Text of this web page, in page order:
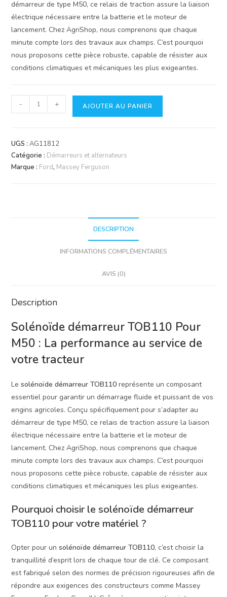
démarreur de type M50, ce relais de traction assure la liaison
électrique nécessaire entre la batterie et le moteur de
lancement. Chez AgriShop, nous comprenons que chaque
minute compte lors des travaux aux champs. C’est pourquoi
nous proposons cette pièce robuste, capable de résister aux
conditions climatiques et mécaniques les plus exigeantes.
quantité
de
Démarreur
TOB110
pour
- + AJOUTER AU PANIER
UGS :AG11812
Catégorie : Démarreurs et alternateurs
Marque : Ford, Massey Ferguson
DESCRIPTION
INFORMATIONS COMPLÉMENTAIRES
AVIS (0)
Description
Solénoïde démarreur TOB110 Pour
M50 : La performance au service de
votre tracteur
Lesolénoïde démarreur TOB110 représente un composant
essentiel pour garantir un démarrage fluide et puissant de vos
engins agricoles. Conçu spécifiquement pour s’adapter au
démarreur de type M50, ce relais de traction assure la liaison
électrique nécessaire entre la batterie et le moteur de
lancement. Chez AgriShop, nous comprenons que chaque
minute compte lors des travaux aux champs. C’est pourquoi
nous proposons cette pièce robuste, capable de résister aux
conditions climatiques et mécaniques les plus exigeantes.
Pourquoi choisir le solénoïde démarreur
TOB110 pour votre matériel ?
Opter pour unsolénoïde démarreur TOB110, c’est choisir la
tranquillité d’esprit lors de chaque tour de clé. Ce composant
est fabriqué selon des normes de précision rigoureuses afin de
répondre aux exigences des constructeurs comme Massey